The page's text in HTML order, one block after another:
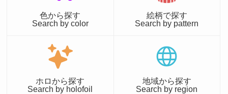
色から探す
Search by color
絵柄で探す
Search by pattern
ホロから探す
Search by holofoil
地域から探す
Search by region